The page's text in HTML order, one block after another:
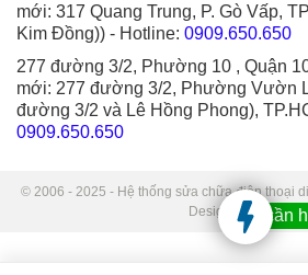
mới: 317 Quang Trung, P. Gò Vấp,
Kim Đồng)) - Hotline: 0909.650.650
277 đường 3/2, Phường 10 , Quận
mới: 277 đường 3/2, Phường Vườn
đường 3/2 và Lê Hồng Phong),
0909.650.650
© 2006 - 2025 - Hệ thống sửa chữa điện thoại
Designed by Sudo.
Bạn cần